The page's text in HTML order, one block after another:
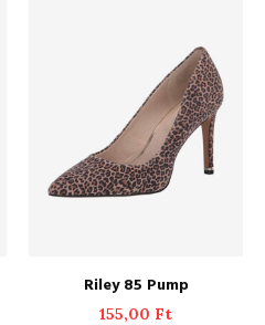
ADD TO CART
Riley 85 Pump
155,00 Ft